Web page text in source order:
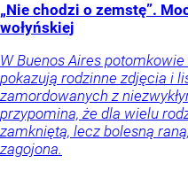
„Nie chodzi o zemstę”.
wołyńskiej
W Buenos Aires
pokazują rodzinne zdjęcia i
zamordowanych z
przypomina, że dla wielu
zamkniętą, lecz bolesną
zagojona.